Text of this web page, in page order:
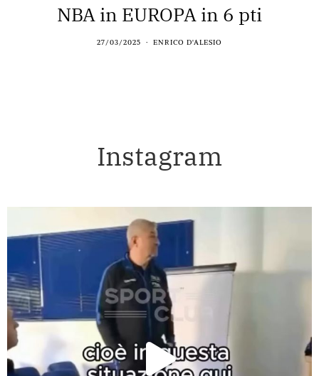
NBA in EUROPA in 6 pti
27/03/2025 ENRICO D'ALESIO
Instagram